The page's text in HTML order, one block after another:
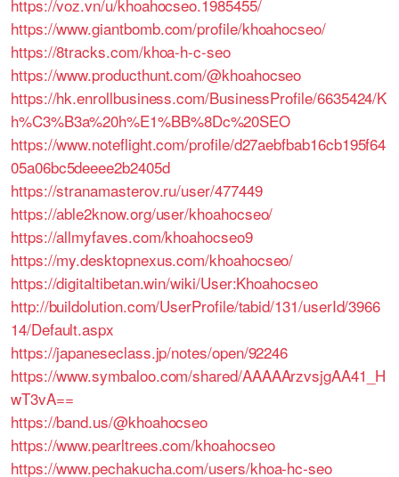
https://voz.vn/u/khoahocseo.1985455/
https://www.giantbomb.com/profile/khoahocseo/
https://8tracks.com/khoa-h-c-seo
https://www.producthunt.com/@khoahocseo
https://hk.enrollbusiness.com/BusinessProfile/6635424/K
h%C3%B3a%20h%E1%BB%8Dc%20SEO
https://www.noteflight.com/profile/d27aebfbab16cb195f64
05a06bc5deeee2b2405d
https://stranamasterov.ru/user/477449
https://able2know.org/user/khoahocseo/
https://allmyfaves.com/khoahocseo9
https://my.desktopnexus.com/khoahocseo/
https://digitaltibetan.win/wiki/User:Khoahocseo
http://buildolution.com/UserProfile/tabid/131/userId/3966
14/Default.aspx
https://japaneseclass.jp/notes/open/92246
https://www.symbaloo.com/shared/AAAAArzvsjgAA41_H
wT3vA==
https://band.us/@khoahocseo
https://www.pearltrees.com/khoahocseo
https://www.pechakucha.com/users/khoa-hc-seo